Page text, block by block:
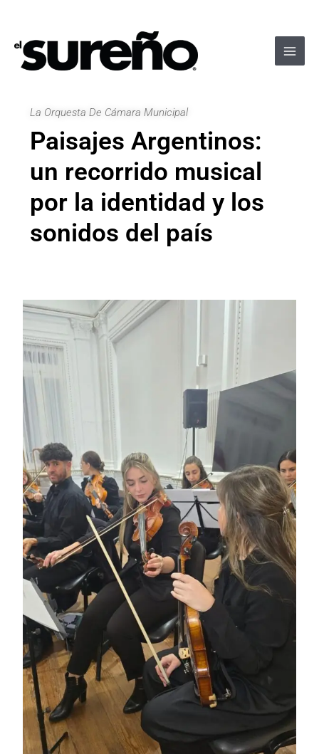
contenido
La Orquesta De Cámara Municipal
Paisajes Argentinos:
un recorrido musical
por la identidad y los
sonidos del país
entradas